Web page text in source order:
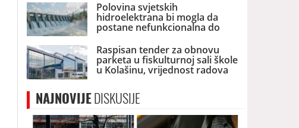
Polovina svjetskih
hidroelektrana bi mogla da
postane nefunkcionalna do
2060. godine
Raspisan tender za obnovu
parketa u fiskulturnoj sali škole
u Kolašinu, vrijednost radova
skoro 40.000 eura
NAJNOVIJEDISKUSIJE